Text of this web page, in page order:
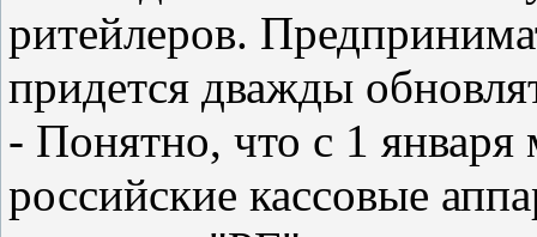
ритейлеров.
придется дважды
- Понятно, что с 1
российские кассовые